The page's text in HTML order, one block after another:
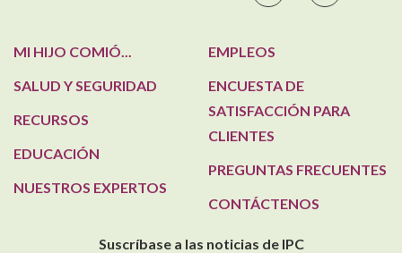
MI HIJO COMIÓ...
SALUD Y SEGURIDAD
RECURSOS
EDUCACIÓN
NUESTROS EXPERTOS
EMPLEOS
ENCUESTA DE
SATISFACCIÓN PARA
CLIENTES
PREGUNTAS FRECUENTES
CONTÁCTENOS
Suscríbase a las noticias de IPC